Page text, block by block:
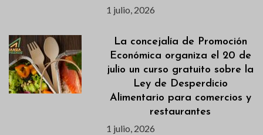
1 julio, 2026
La concejalía de Promoción
Económica organiza el 20 de
julio un curso gratuito sobre la
Ley de Desperdicio
Alimentario para comercios y
restaurantes
1 julio, 2026